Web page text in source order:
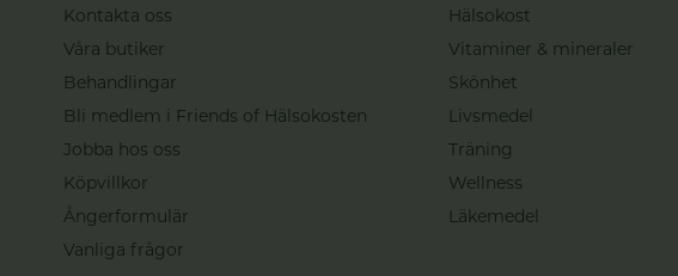
Kontakta oss
Våra butiker
Behandlingar
Bli medlem i Friends of Hälsokosten
Jobba hos oss
Köpvillkor
Ångerformulär
Vanliga frågor
Hälsokost
Vitaminer & mineraler
Skönhet
Livsmedel
Träning
Wellness
Läkemedel